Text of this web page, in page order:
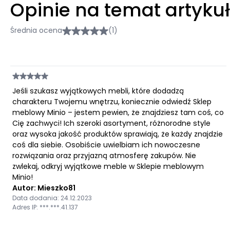
Opinie na temat
Średnia ocena (1)
Jeśli szukasz wyjątkowych mebli, które dodadzą
charakteru Twojemu wnętrzu, koniecznie odwiedź Sklep
meblowy Minio – jestem pewien, że znajdziesz tam coś, co
Cię zachwyci! Ich szeroki asortyment, różnorodne style
oraz wysoka jakość produktów sprawiają, że każdy znajdzie
coś dla siebie. Osobiście uwielbiam ich nowoczesne
rozwiązania oraz przyjazną atmosferę zakupów. Nie
zwlekaj, odkryj wyjątkowe meble w Sklepie meblowym
Minio!
Autor: Mieszko81
Data dodania: 24.12.2023
Adres IP: ***.***.41.137